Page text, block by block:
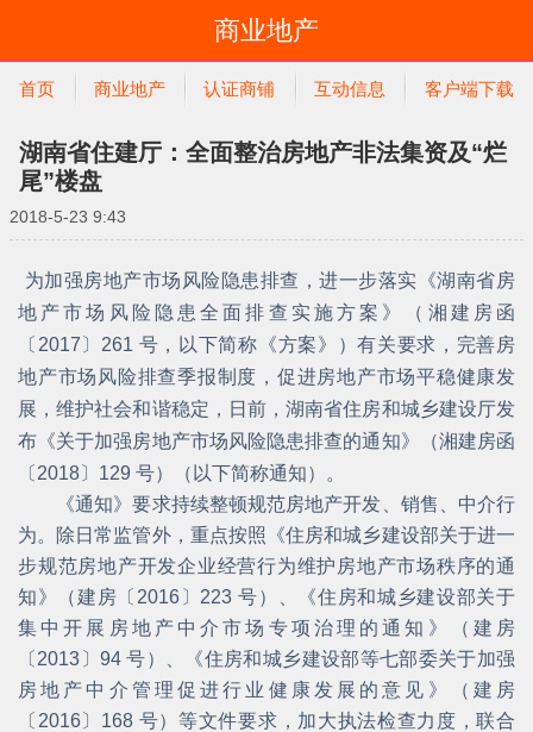
商业地产
首页 商业地产 认证商铺 互动信息 客户端下载
湖南省住建厅：全面整治房地产非法集资及“烂
尾”楼盘
2018-5-23 9:43
为加强房地产市场风险隐患排查，进一步落实《湖南省房
地产市场风险隐患全面排查实施方案》（湘建房函
〔2017〕261 号，以下简称《方案》）有关要求，完善房
地产市场风险排查季报制度，促进房地产市场平稳健康发
展，维护社会和谐稳定，日前，湖南省住房和城乡建设厅发
布《关于加强房地产市场风险隐患排查的通知》（湘建房函
〔2018〕129 号）（以下简称通知）。
《通知》要求持续整顿规范房地产开发、销售、中介行
为。除日常监管外，重点按照《住房和城乡建设部关于进一
步规范房地产开发企业经营行为维护房地产市场秩序的通
知》（建房〔2016〕223 号）、《住房和城乡建设部关于
集中开展房地产中介市场专项治理的通知》（建房
〔2013〕94 号）、《住房和城乡建设部等七部委关于加强
房地产中介管理促进行业健康发展的意见》（建房
〔2016〕168 号）等文件要求，加大执法检查力度，联合